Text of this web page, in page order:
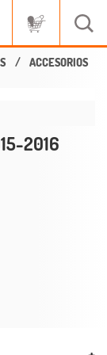
ACCESORIOS
2016